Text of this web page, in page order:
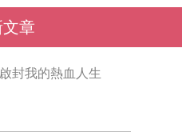
章
啟封我的熱血人生